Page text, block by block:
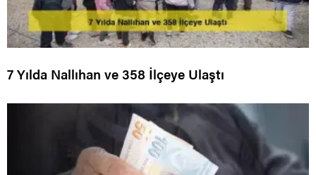
7 Yılda Nallıhan ve 358 İlçeye Ulaştı